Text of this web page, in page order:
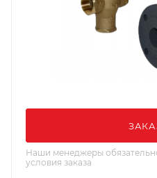
Наши менеджеры
условия заказа